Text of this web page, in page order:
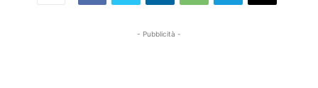
- Pubblicità -